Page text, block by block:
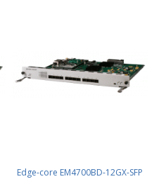
Edge-core EM4700BD-12GX-SFP